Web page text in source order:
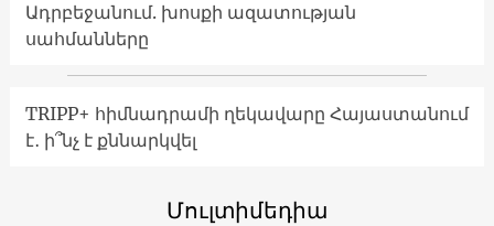
Ադրբեջանում. խոսքի ազատության
սահմանները
TRIPP+ հիմնադրամի ղեկավարը Հայաստանում
է․ ի՞նչ է քննարկվել
Մուլտիմեդիա